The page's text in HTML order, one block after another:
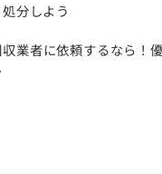
分しよう
業者に依頼するなら！